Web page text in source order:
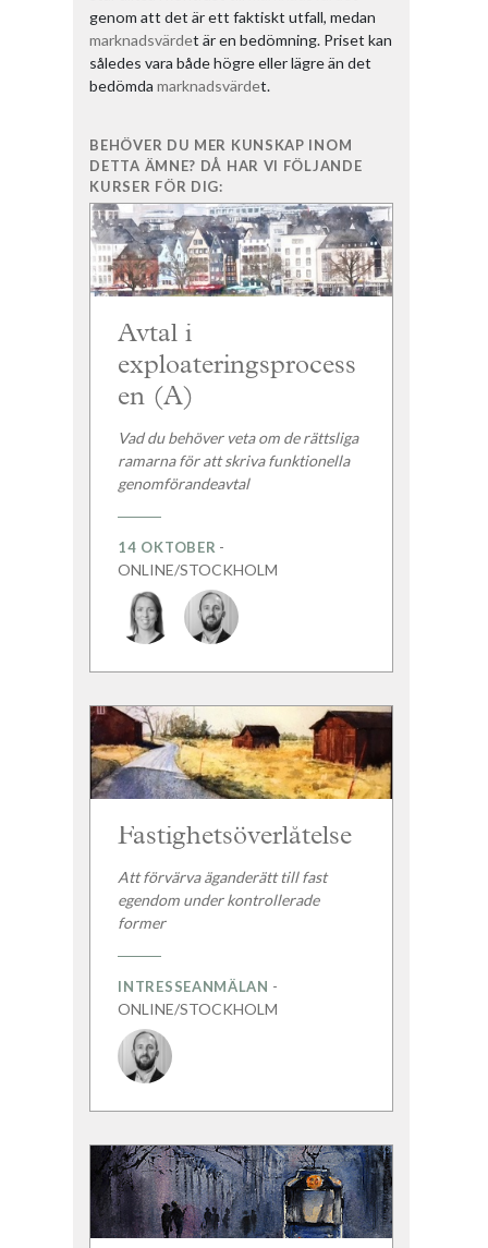
genom att det är ett faktiskt utfall, medan
marknadsvärdet är en bedömning. Priset kan
således vara både högre eller lägre än det
bedömdamarknadsvärdet.
BEHÖVER DU MER KUNSKAP INOM
DETTA ÄMNE? DÅ HAR VI FÖLJANDE
KURSER FÖR DIG:
Avtal i
exploateringsprocess
en (A)
Vad du behöver veta om de rättsliga
ramarna för att skriva funktionella
genomförandeavtal
14 OKTOBER -
ONLINE/STOCKHOLM
Fastighetsöverlåtelse
Att förvärva äganderätt till fast
egendom under kontrollerade
former
INTRESSEANMÄLAN -
ONLINE/STOCKHOLM